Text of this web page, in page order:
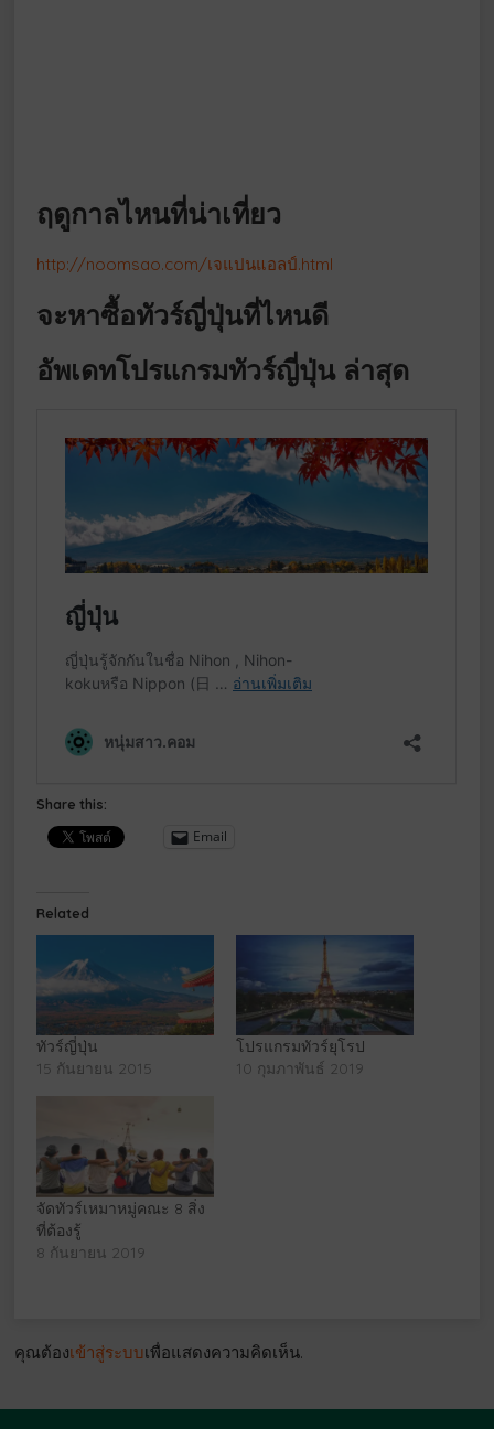
ฤดูกาลไหนที่น่าเที่ยว
http://noomsao.com/เจแปนแอลป์.html
จะหาซื้อทัวร์ญี่ปุ่นที่ไหนดี
อัพเดทโปรแกรมทัวร์ญี่ปุ่น ล่าสุด
Share this:
Email
Related
ทัวร์ญี่ปุ่น
15 กันยายน 2015
โปรแกรมทัวร์ยุโรป
10 กุมภาพันธ์ 2019
จัดทัวร์เหมาหมู่คณะ 8 สิ่ง
ที่ต้องรู้
8 กันยายน 2019
คุณต้องเข้าสู่ระบบเพื่อแสดงความคิดเห็น.